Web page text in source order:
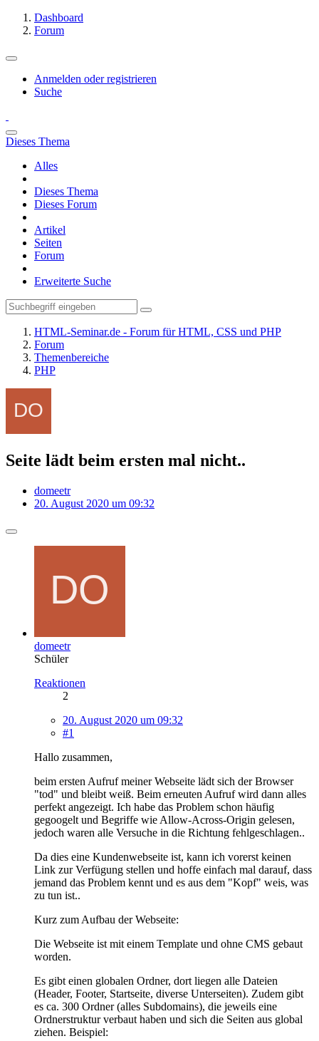
Dashboard
Forum
Anmelden oder registrieren
Suche
Dieses Thema
Alles
Dieses Thema
Dieses Forum
Artikel
Seiten
Forum
Erweiterte Suche
HTML-Seminar.de - Forum für HTML, CSS und PHP
Forum
Themenbereiche
PHP
Seite lädt beim ersten mal nicht..
domeetr
20. August 2020 um 09:32
domeetr
Schüler
Reaktionen
2
20. August 2020 um 09:32
#1
Hallo zusammen,
beim ersten Aufruf meiner Webseite lädt sich der Browser
"tod" und bleibt weiß. Beim erneuten Aufruf wird dann alles
perfekt angezeigt. Ich habe das Problem schon häufig
gegoogelt und Begriffe wie Allow-Across-Origin gelesen,
jedoch waren alle Versuche in die Richtung fehlgeschlagen..
Da dies eine Kundenwebseite ist, kann ich vorerst keinen
Link zur Verfügung stellen und hoffe einfach mal darauf, dass
jemand das Problem kennt und es aus dem "Kopf" weis, was
zu tun ist..
Kurz zum Aufbau der Webseite:
Die Webseite ist mit einem Template und ohne CMS gebaut
worden.
Es gibt einen globalen Ordner, dort liegen alle Dateien
(Header, Footer, Startseite, diverse Unterseiten). Zudem gibt
es ca. 300 Ordner (alles Subdomains), die jeweils eine
Ordnerstruktur verbaut haben und sich die Seiten aus global
ziehen. Beispiel: